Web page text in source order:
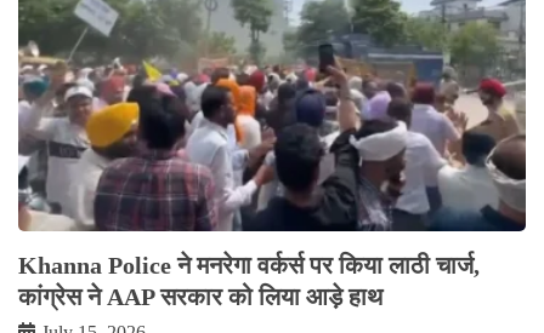
Khanna Police ने मनरेगा वर्कर्स पर किया लाठी चार्ज,
कांग्रेस ने AAP सरकार को लिया आड़े हाथ